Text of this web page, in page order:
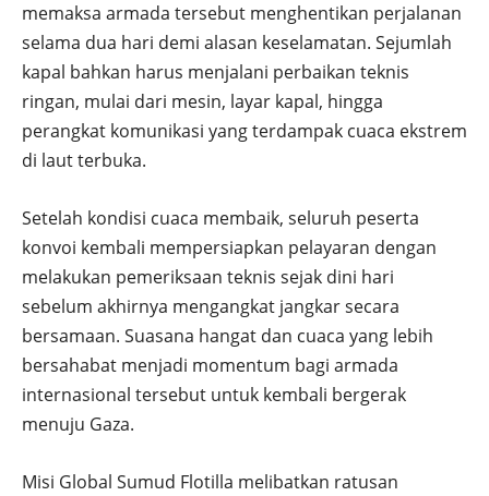
memaksa armada tersebut menghentikan perjalanan
selama dua hari demi alasan keselamatan. Sejumlah
kapal bahkan harus menjalani perbaikan teknis
ringan, mulai dari mesin, layar kapal, hingga
perangkat komunikasi yang terdampak cuaca ekstrem
di laut terbuka.
Setelah kondisi cuaca membaik, seluruh peserta
konvoi kembali mempersiapkan pelayaran dengan
melakukan pemeriksaan teknis sejak dini hari
sebelum akhirnya mengangkat jangkar secara
bersamaan. Suasana hangat dan cuaca yang lebih
bersahabat menjadi momentum bagi armada
internasional tersebut untuk kembali bergerak
menuju Gaza.
Misi Global Sumud Flotilla melibatkan ratusan